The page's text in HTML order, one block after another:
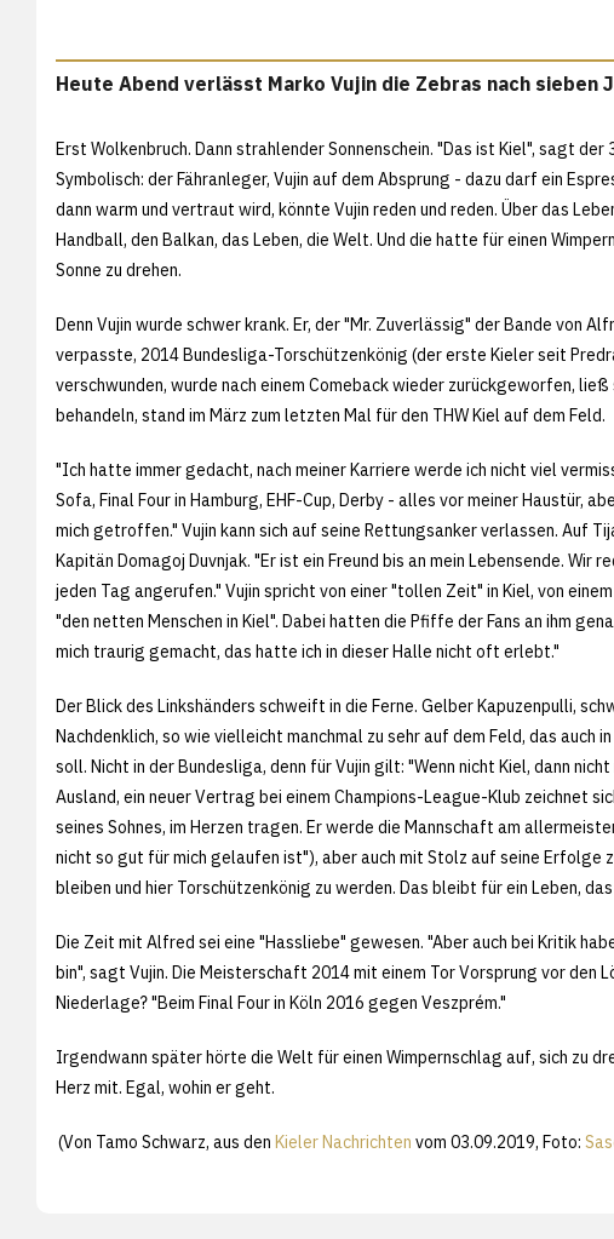
Heute Abend verlässt Marko Vujin die Zebras nach sieben
Erst Wolkenbruch. Dann strahlender Sonnenschein. "Das ist Kiel", sagt
Symbolisch: der Fähranleger, Vujin auf dem Absprung - dazu darf ein
dann warm und vertraut wird, könnte Vujin reden und reden. Über das
Handball, den Balkan, das Leben, die Welt. Und die hatte für einen
Sonne zu drehen.
Denn Vujin wurde schwer krank. Er, der "Mr. Zuverlässig" der Bande von
verpasste, 2014 Bundesliga-Torschützenkönig (der erste Kieler seit
verschwunden, wurde nach einem Comeback wieder zurückgeworfen,
behandeln, stand im März zum letzten Mal für den THW Kiel auf dem Feld.
"Ich hatte immer gedacht, nach meiner Karriere werde ich nicht viel
Sofa, Final Four in Hamburg, EHF-Cup, Derby - alles vor meiner Haustür,
mich getroffen." Vujin kann sich auf seine Rettungsanker verlassen. Auf
Kapitän Domagoj Duvnjak. "Er ist ein Freund bis an mein Lebensende. Wir
jeden Tag angerufen." Vujin spricht von einer "tollen Zeit" in Kiel, von
"den netten Menschen in Kiel". Dabei hatten die Pfiffe der Fans an ihm
mich traurig gemacht, das hatte ich in dieser Halle nicht oft erlebt."
Der Blick des Linkshänders schweift in die Ferne. Gelber Kapuzenpulli,
Nachdenklich, so wie vielleicht manchmal zu sehr auf dem Feld, das auch
soll. Nicht in der Bundesliga, denn für Vujin gilt: "Wenn nicht Kiel, dann
Ausland, ein neuer Vertrag bei einem Champions-League-Klub zeichnet
seines Sohnes, im Herzen tragen. Er werde die Mannschaft am
nicht so gut für mich gelaufen ist"), aber auch mit Stolz auf seine Erfolge
bleiben und hier Torschützenkönig zu werden. Das bleibt für ein Leben,
Die Zeit mit Alfred sei eine "Hassliebe" gewesen. "Aber auch bei Kritik
bin", sagt Vujin. Die Meisterschaft 2014 mit einem Tor Vorsprung vor den
Niederlage? "Beim Final Four in Köln 2016 gegen Veszprém."
Irgendwann später hörte die Welt für einen Wimpernschlag auf, sich zu
Herz mit. Egal, wohin er geht.
(Von Tamo Schwarz, aus den Kieler Nachrichten vom 03.09.2019, Foto: